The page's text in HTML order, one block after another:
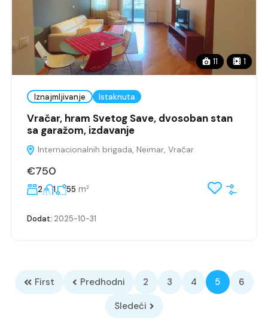
11 1
Iznajmljivanje Istaknuta
Vračar, hram Svetog Save, dvosoban stan
sa garažom, izdavanje
Internacionalnih brigada, Neimar, Vračar
€750
2 1 55 m²
Dodat: 2025-10-31
First Predhodni 2 3 4 5
6
Sledeći